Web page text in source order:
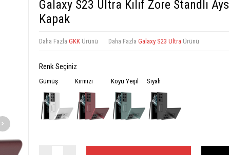
Galaxy S23 Ultra Kılıf Zore Standlı Ays
Kapak
Daha Fazla GKK Ürünü Daha Fazla Galaxy S23 Ultra Ürünü
Renk Seçiniz
Gümüş Kırmızı Koyu Yeşil Siyah